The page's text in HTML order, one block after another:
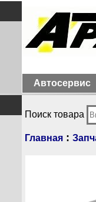
Автосервис
Поиск товара
Главная :